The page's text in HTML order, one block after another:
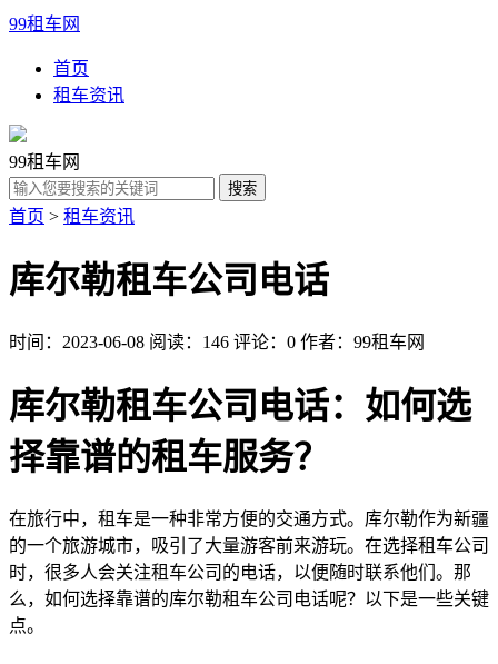
99租车网
首页
租车资讯
99租车网
首页 > 租车资讯
库尔勒租车公司电话
时间：2023-06-08 阅读：146 评论：0 作者：99租车网
库尔勒租车公司电话：如何选
择靠谱的租车服务？
在旅行中，租车是一种非常方便的交通方式。库尔勒作为新疆
的一个旅游城市，吸引了大量游客前来游玩。在选择租车公司
时，很多人会关注租车公司的电话，以便随时联系他们。那
么，如何选择靠谱的库尔勒租车公司电话呢？以下是一些关键
点。